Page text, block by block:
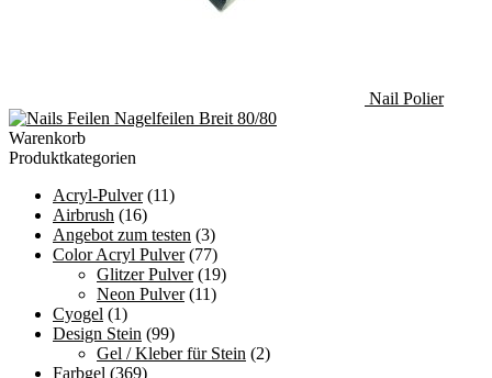
Nail Polier
Nagelfeilen Breit 80/80
Warenkorb
Produktkategorien
Acryl-Pulver (11)
Airbrush (16)
Angebot zum testen (3)
Color Acryl Pulver (77)
Glitzer Pulver (19)
Neon Pulver (11)
Cyogel (1)
Design Stein (99)
Gel / Kleber für Stein (2)
Farbgel (369)